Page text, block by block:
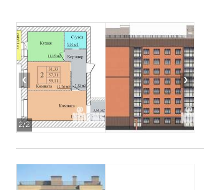
2/2
‹ ›